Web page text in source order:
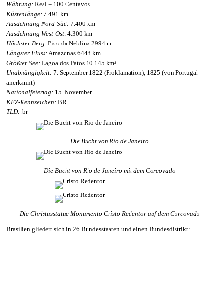
Währung: Real = 100 Centavos
Küstenlänge: 7.491 km
Ausdehnung Nord-Süd: 7.400 km
Ausdehnung West-Ost: 4.300 km
Höchster Berg: Pico da Neblina 2994 m
Längster Fluss: Amazonas 6448 km
Größter See: Lagoa dos Patos 10.145 km²
Unabhängigkeit: 7. September 1822 (Proklamation), 1825 (von Portugal
anerkannt)
Nationalfeiertag: 15. November
KFZ-Kennzeichen: BR
TLD: .br
Die Bucht von Rio de Janeiro
Die Bucht von Rio de Janeiro mit dem Corcovado
Die Christusstatue Monumento Cristo Redentor auf dem Corcovado
Brasilien gliedert sich in 26 Bundesstaaten und einen Bundesdistrikt: